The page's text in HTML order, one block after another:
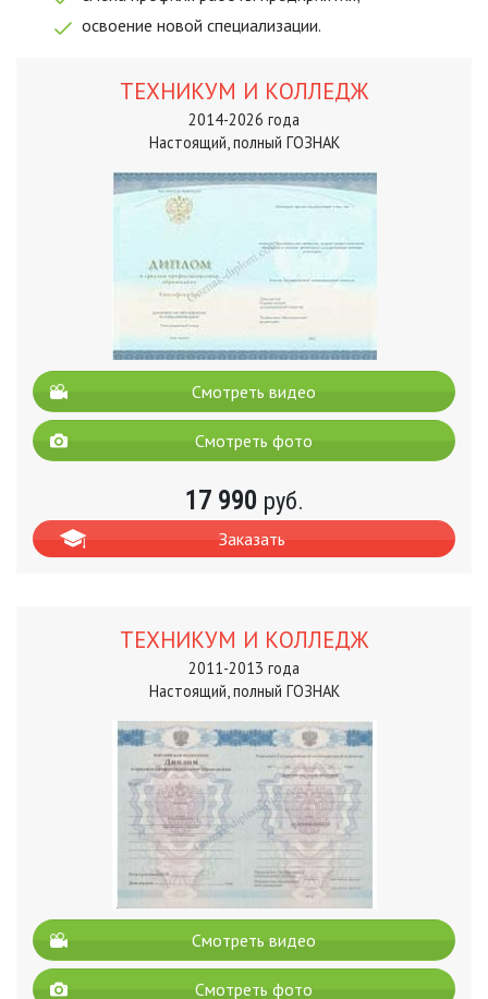
освоение новой специализации.
ТЕХНИКУМ И КОЛЛЕДЖ
2014-2026 года
Настоящий, полный ГОЗНАК
Смотреть видео
Смотреть фото
17 990 руб.
Заказать
ТЕХНИКУМ И КОЛЛЕДЖ
2011-2013 года
Настоящий, полный ГОЗНАК
Смотреть видео
Смотреть фото